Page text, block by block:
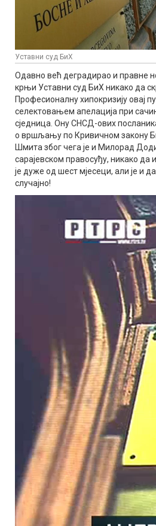
Уставни суд БиХ
Одавно већ деградирао и правне
крњи Уставни суд БиХ никако да
Професионалну хипокризију овај
селектовањем апелација при
сједница. Ону СНСД-ових
о вршљању по Кривичном закону
Шмита због чега је и Милорад
сарајевском правосуђу, никако да
је дуже од шест мјесеци, али је и
случајно!
- Ово одуговлачење тумачим на